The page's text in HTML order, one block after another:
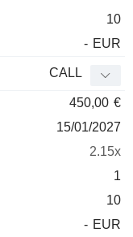
10
- EUR
CALL
450,00 €
15/01/2027
2.15x
1
10
- EUR